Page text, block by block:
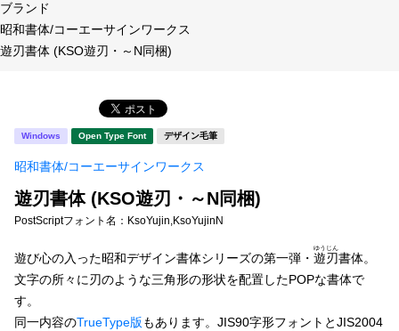
年間ライセンス商品
新着一覧
カート
マイページ
お気に入り
フォント形式
タイプフェイス
明朝体
宋朝体
教科書体 行書体
草書体 勘亭流
江戸文字 デザイン毛筆
ブランド
昭和書体/コーエーサインワークス
遊刃書体 (KSO遊刃・～N同梱)
Windows Open Type Font デザイン毛筆
昭和書体/コーエーサインワークス
遊刃書体 (KSO遊刃・～N同梱)
PostScriptフォント名： KsoYujin,KsoYujinN
遊び心の入った昭和デザイン書体シリーズの第一弾・ 遊刃
ゆうじん
書体。
文字の所々に刃のような三角形の形状を配置したPOPな書体で
す。
同一内容のTrueType版もあります。JIS90字形フォントとJIS2004